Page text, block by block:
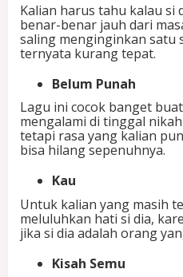
Kalian harus tahu kalau si
benar-benar jauh dari
saling menginginkan satu
ternyata kurang tepat.
Belum Punah
Lagu ini cocok banget
mengalami di tinggal
tetapi rasa yang kalian
bisa hilang sepenuhnya.
Kau
Untuk kalian yang masih
meluluhkan hati si dia,
jika si dia adalah orang
Kisah Semu